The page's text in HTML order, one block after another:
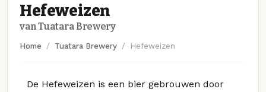
Hefeweizen
van Tuatara Brewery
Home Tuatara Brewery Hefeweizen
De Hefeweizen is een bier gebrouwen door